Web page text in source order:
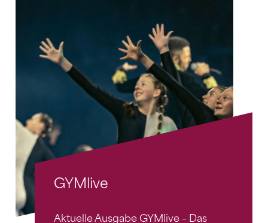
GYMlive
Aktuelle Ausgabe GYMlive – Das